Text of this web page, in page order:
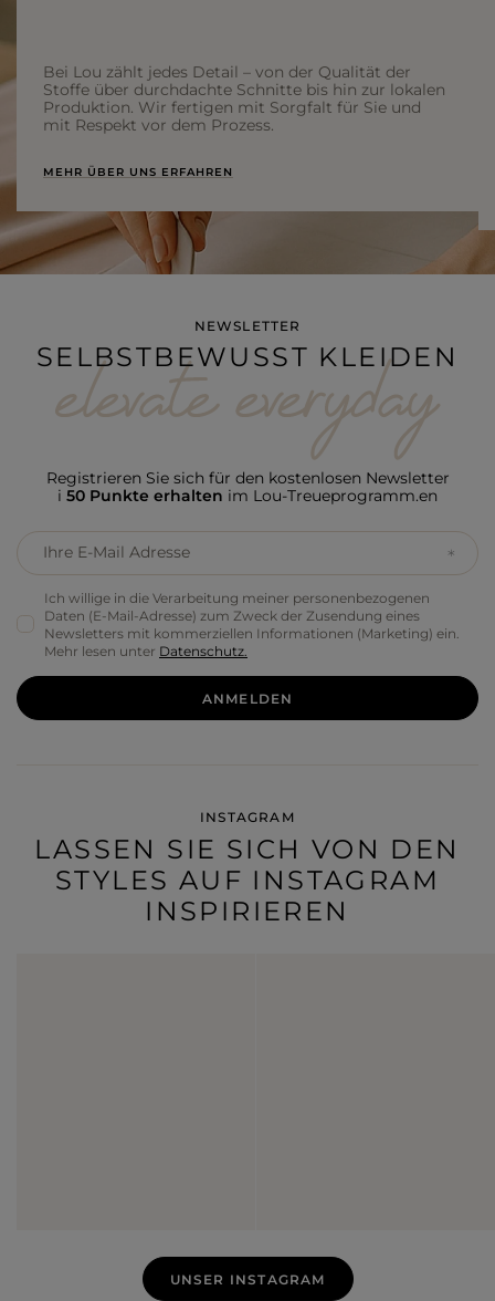
Bei Lou zählt jedes Detail – von der Qualität der
Stoffe über durchdachte Schnitte bis hin zur lokalen
Produktion. Wir fertigen mit Sorgfalt für Sie und
mit Respekt vor dem Prozess.
MEHR ÜBER UNS ERFAHREN
NEWSLETTER
SELBSTBEWUSST KLEIDEN
Registrieren Sie sich für den kostenlosen Newsletter
i 50 Punkte erhalten im Lou-Treueprogramm.en
Ihre E-Mail Adresse
Ich willige in die Verarbeitung meiner personenbezogenen
Daten (E-Mail-Adresse) zum Zweck der Zusendung eines
Newsletters mit kommerziellen Informationen (Marketing) ein.
Mehr lesen unter Datenschutz.
ANMELDEN
INSTAGRAM
LASSEN SIE SICH VON DEN
STYLES AUF INSTAGRAM
INSPIRIEREN
UNSER INSTAGRAM